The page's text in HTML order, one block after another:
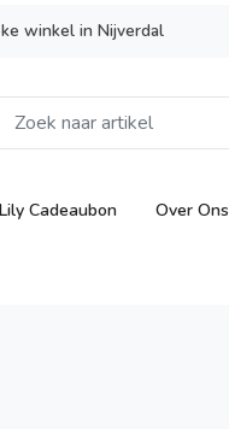
winkel in Nijverdal
Lily Cadeaubon Over Ons